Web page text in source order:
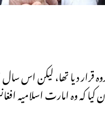
کہ وہ امارت اسلامیہ